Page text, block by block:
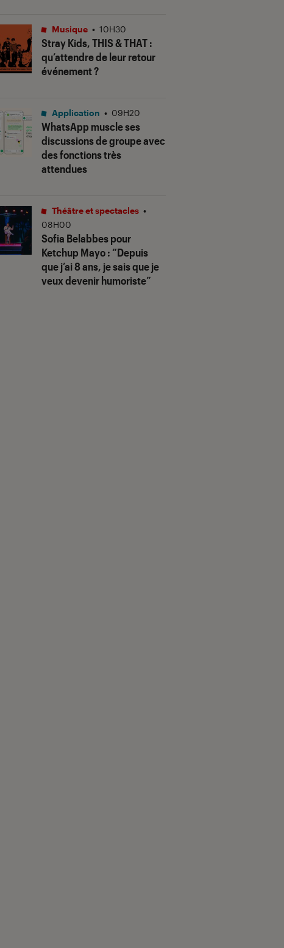
Stray Kids,THIS & THAT:
qu’attendre de leur retour
événement ?
Musique • 10H30
WhatsApp muscle ses
discussions de groupe avec
des fonctions très
attendues
Application • 09H20
Sofia Belabbes pour
Ketchup Mayo: “Depuis
que j’ai 8 ans, je sais que je
veux devenir humoriste”
Théâtre et spectacles •
08H00